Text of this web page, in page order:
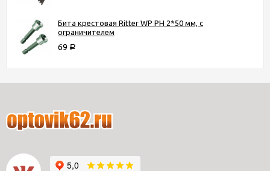
Бита крестовая Ritter WP PH 2*50 мм, с
ограничителем
69 Р